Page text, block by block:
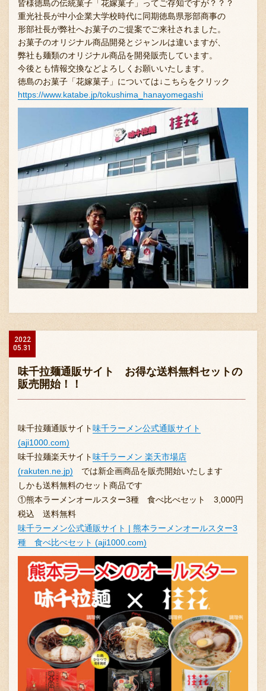
皆様徳島の伝統菓子「花嫁菓子」ってご存知ですが？？？
重光社長が中小企業大学校時代に同期徳島県形部商事の
形部社長が弊社へお菓子のご提案でご来社されました。
お菓子のオリジナル商品開発とジャンルは違いますが、
弊社も麺類のオリジナル商品を開発販売しています。
今後とも情報交換などよろしくお願いいたします。
徳島のお菓子「花嫁菓子」については↓こちらをクリック
https://www.katabe.jp/tokushima_hanayomegashi
2022
05.31
味千拉麺通販サイト お得な送料無料セットの
販売開始！！
味千拉麺通販サイト味千ラーメン公式通販サイト
(aji1000.com)
味千拉麺楽天サイト味千ラーメン 楽天市場店
(rakuten.ne.jp) では新企画商品を販売開始いたします
しかも送料無料のセット商品です
①熊本ラーメンオールスター3種 食べ比べセット 3,000円
税込 送料無料
味千ラーメン公式通販サイト | 熊本ラーメンオールスター3
種 食べ比べセット (aji1000.com)